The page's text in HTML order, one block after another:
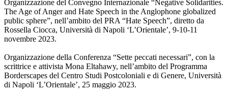
Organizzazione del Convegno Internazionale “Negative Solidarities.
The Age of Anger and Hate Speech in the Anglophone globalized
public sphere”, nell’ambito del PRA “Hate Speech”, diretto da
Rossella Ciocca, Università di Napoli ‘L’Orientale’, 9-10-11
novembre 2023.
Organizzazione della Conferenza “Sette peccati necessari”, con la
scrittrice e attivista Mona Eltahawy, nell’ambito del Programma
Borderscapes del Centro Studi Postcoloniali e di Genere, Università
di Napoli ‘L’Orientale’, 25 maggio 2023.